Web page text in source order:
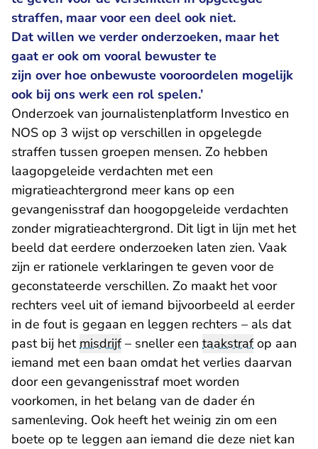
straffen, maar voor een deel ook niet.
Dat willen we verder onderzoeken, maar het
gaat er ook om vooral bewuster te
zijn over hoe onbewuste vooroordelen mogelijk
ook bij ons werk een rol spelen.’
Onderzoek van journalistenplatform Investico en
NOS op 3 wijst op verschillen in opgelegde
straffen tussen groepen mensen. Zo hebben
laagopgeleide verdachten met een
migratieachtergrond meer kans op een
gevangenisstraf dan hoogopgeleide verdachten
zonder migratieachtergrond. Dit ligt in lijn met het
beeld dateerdere onderzoeken laten zien. Vaak
zijn er rationele verklaringen te geven voor de
geconstateerde verschillen. Zo maakt het voor
rechters veel uit of iemand bijvoorbeeld al eerder
in de fout is gegaan en leggen rechters – als dat
past bij hetmisdrijf– sneller een taakstrafop aan
iemand met een baan omdat het verlies daarvan
door een gevangenisstraf moet worden
voorkomen, in het belang van de dader én
samenleving. Ook heeft het weinig zin om een
boete op te leggen aan iemand die deze niet kan